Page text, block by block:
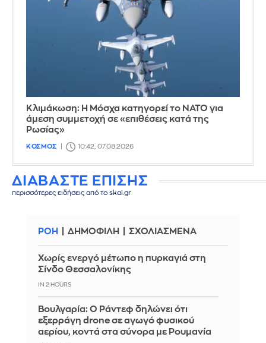
Κλιμάκωση: Η Μόσχα κατηγορεί το ΝΑΤΟ για
άμεση συμμετοχή σε «επιθέσεις κατά της
Ρωσίας»
ΚΟΣΜΟΣ 10:42, 07.08.2026
ΔΙΑΒΑΣΤΕ ΕΠΙΣΗΣ
περισσότερες ειδήσεις από το skai.gr
ΡΟΗ ΔΗΜΟΦΙΛΗ ΣΧΟΛΙΑΣΜΕΝΑ
Χωρίς ενεργό μέτωπο η πυρκαγιά στη
Σίνδο Θεσσαλονίκης
IN 2 HOURS
Βουλγαρία: Ο Ράντεφ δηλώνει ότι
εξερράγη drone σε αγωγό φυσικού
αερίου, κοντά στα σύνορα με Ρουμανία